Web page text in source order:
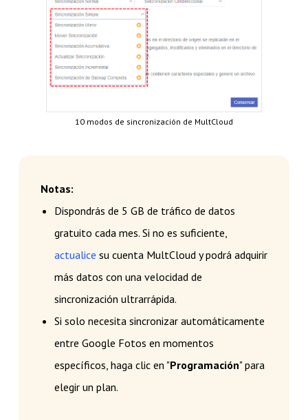
10 modos de sincronización de MultCloud
Notas:
Dispondrás de 5 GB de tráfico de datos
gratuito cada mes. Si no es suficiente,
actualice su cuenta MultCloud y podrá adquirir
más datos con una velocidad de
sincronización ultrarrápida.
Si solo necesita sincronizar automáticamente
entre Google Fotos en momentos
específicos, haga clic en "Programación" para
elegir un plan.